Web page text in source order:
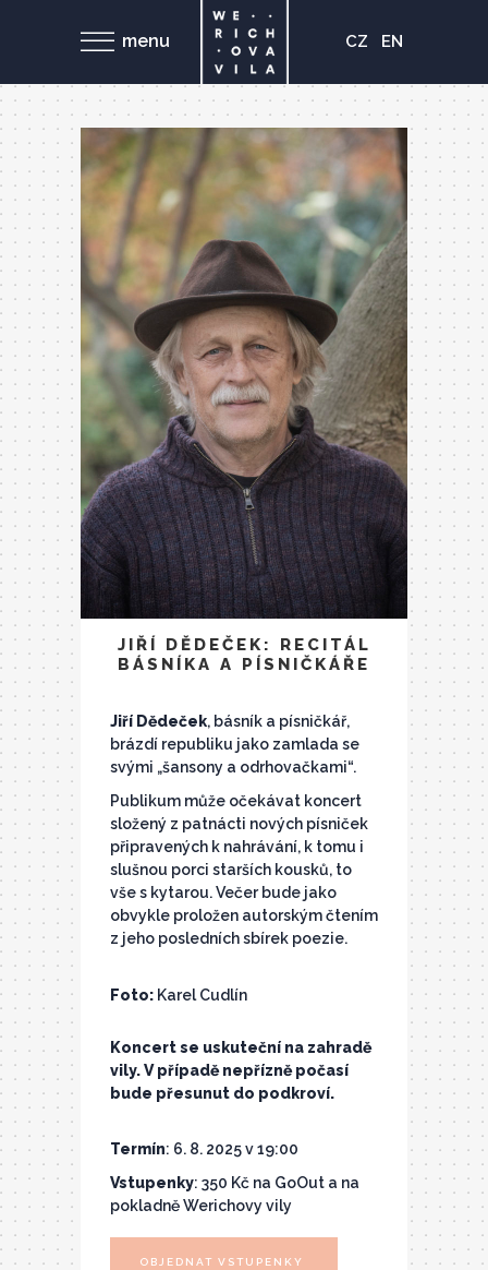
menu CZ EN
JIŘÍ DĚDEČEK: RECITÁL
BÁSNÍKA A PÍSNIČKÁŘE
Jiří Dědeček, básník a písničkář,
brázdí republiku jako zamlada se
svými „šansony a odrhovačkami“.
Publikum může očekávat koncert
složený z patnácti nových písniček
připravených k nahrávání, k tomu i
slušnou porci starších kousků, to
vše s kytarou. Večer bude jako
obvykle proložen autorským čtením
z jeho posledních sbírek poezie.
Foto: Karel Cudlín
Koncert se uskuteční na zahradě
vily. V případě nepřízně počasí
bude přesunut do podkroví.
Termín: 6. 8. 2025 v 19:00
Vstupenky: 350 Kč na GoOut a na
pokladně Werichovy vily
OBJEDNAT VSTUPENKY